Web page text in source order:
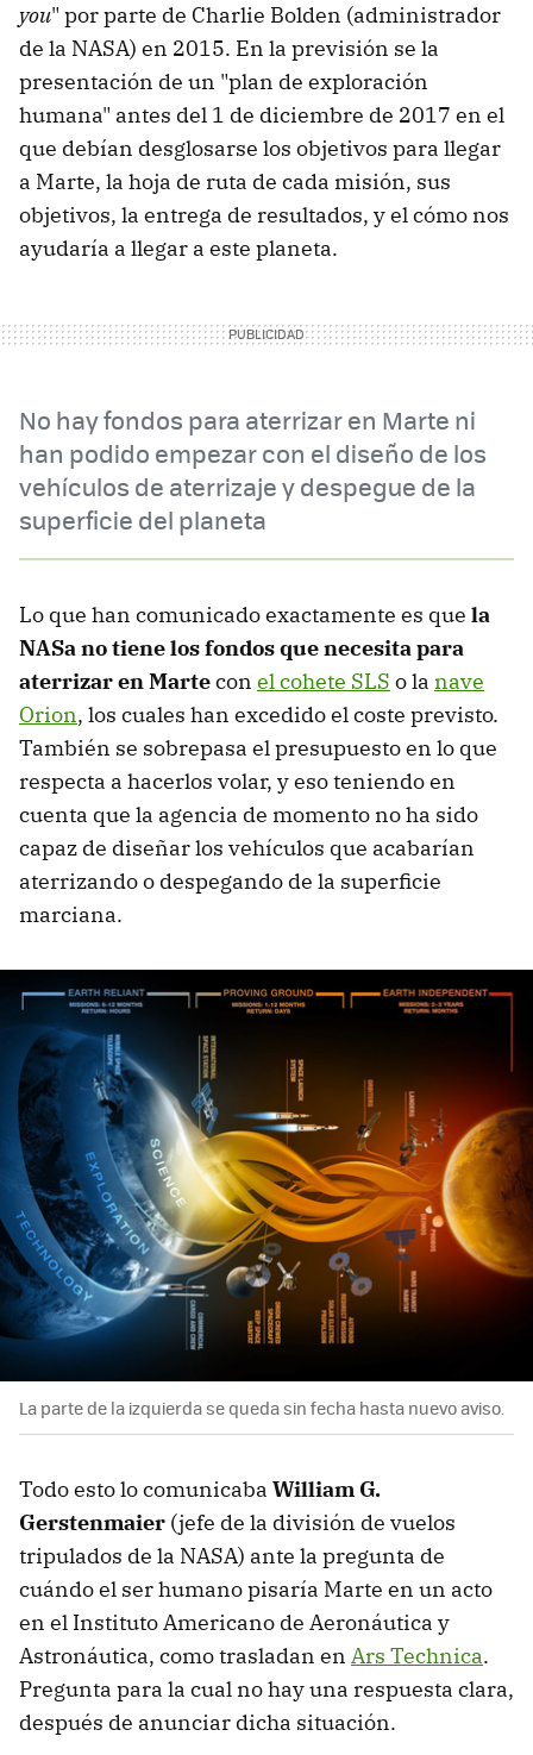
you" por parte de Charlie Bolden (administrador
de la NASA) en 2015. En la previsión se la
presentación de un "plan de exploración
humana" antes del 1 de diciembre de 2017 en el
que debían desglosarse los objetivos para llegar
a Marte, la hoja de ruta de cada misión, sus
objetivos, la entrega de resultados, y el cómo nos
ayudaría a llegar a este planeta.
No hay fondos para aterrizar en Marte ni
han podido empezar con el diseño de los
vehículos de aterrizaje y despegue de la
superficie del planeta
Lo que han comunicado exactamente es que la
NASa no tiene los fondos que necesita para
aterrizar en Martecon el cohete SLS o la nave
Orion, los cuales han excedido el coste previsto.
También se sobrepasa el presupuesto en lo que
respecta a hacerlos volar, y eso teniendo en
cuenta que la agencia de momento no ha sido
capaz de diseñar los vehículos que acabarían
aterrizando o despegando de la superficie
marciana.
La parte de la izquierda se queda sin fecha hasta nuevo aviso.
Todo esto lo comunicaba William G.
Gerstenmaier (jefe de la división de vuelos
tripulados de la NASA) ante la pregunta de
cuándo el ser humano pisaría Marte en un acto
en el Instituto Americano de Aeronáutica y
Astronáutica, como trasladan en Ars Technica.
Pregunta para la cual no hay una respuesta clara,
después de anunciar dicha situación.